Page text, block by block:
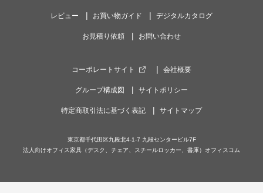
レビュー お買い物ガイド デジタルカタログ
お見積り依頼 お問い合わせ
コーポレートサイト 会社概要
グループ構成図 サイトポリシー
特定商取引法に基づく表記 サイトマップ
東京都千代田区九段北4-1-7 九段センタービル7F
法人向けオフィス家具（デスク、チェア、スチールロッカー、書庫）オフィスコム